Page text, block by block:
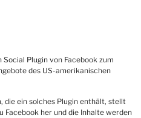
Plugin von Facebook zum
des US-amerikanischen
die ein solches Plugin enthält, stellt
Facebook her und die Inhalte werden